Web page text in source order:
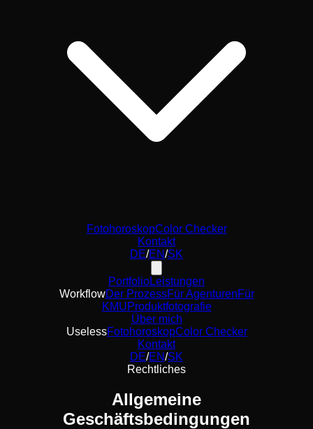
FotohoroskopColor Checker
Kontakt
DE/EN/SK
PortfolioLeistungen
WorkflowDer ProzessFür AgenturenFür
KMUProduktfotografie
Über mich
UselessFotohoroskopColor Checker
Kontakt
DE/EN/SK
Rechtliches
Allgemeine
Geschäftsbedingungen